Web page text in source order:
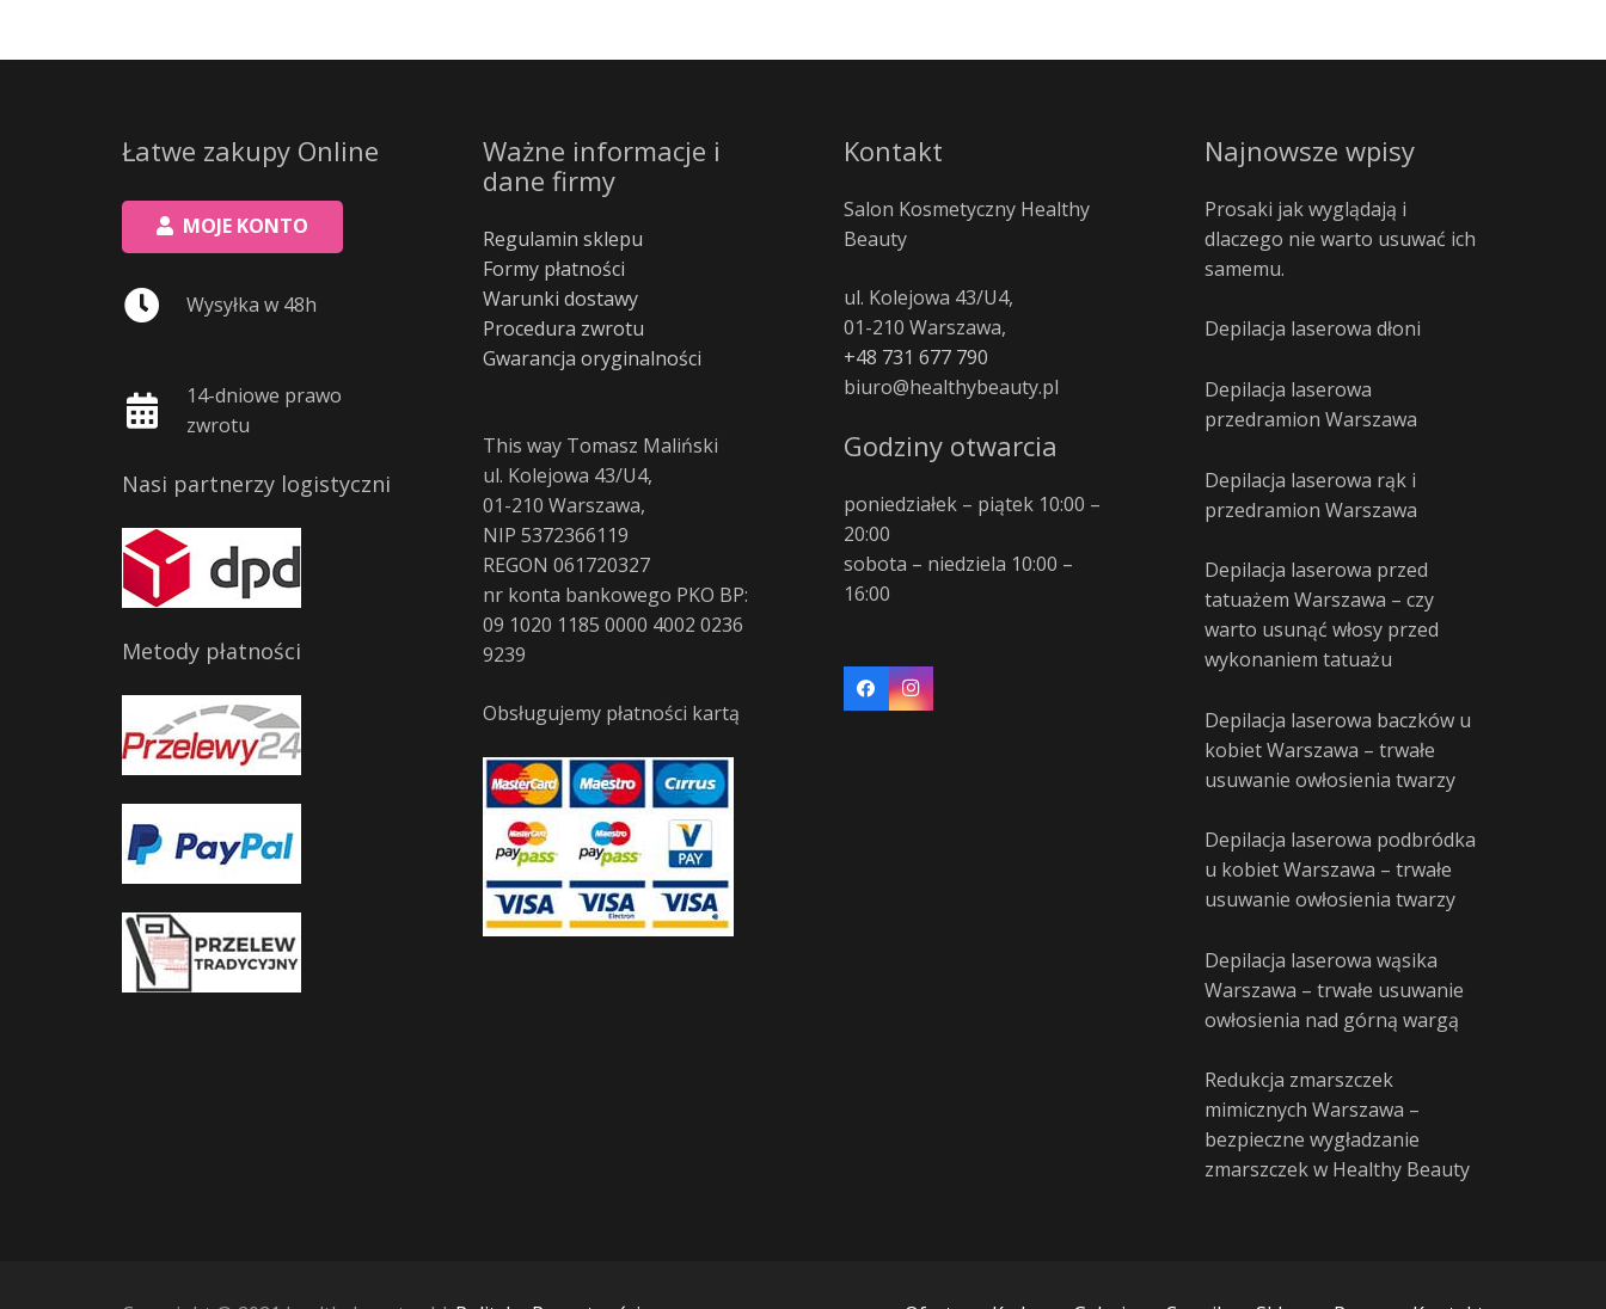
Łatwe zakupy Online
MOJE KONTO
Wysyłka w 48h
14-dniowe prawo
zwrotu
Nasi partnerzy logistyczni
Metody płatności
Ważne informacje i
dane firmy
Regulamin sklepu
Formy płatności
Warunki dostawy
Procedura zwrotu
Gwarancja oryginalności
This way Tomasz Maliński
ul. Kolejowa 43/U4,
01-210 Warszawa,
NIP 5372366119
REGON 061720327
nr konta bankowego PKO BP:
09 1020 1185 0000 4002 0236
9239
Obsługujemy płatności kartą
Kontakt
Salon Kosmetyczny Healthy
Beauty
ul. Kolejowa 43/U4,
01-210 Warszawa,
+48 731 677 790
biuro@healthybeauty.pl
Godziny otwarcia
poniedziałek – piątek 10:00 –
20:00
sobota – niedziela 10:00 –
16:00
Najnowsze wpisy
Prosaki jak wyglądają i
dlaczego nie warto usuwać ich
samemu.
Depilacja laserowa dłoni
Depilacja laserowa
przedramion Warszawa
Depilacja laserowa rąk i
przedramion Warszawa
Depilacja laserowa przed
tatuażem Warszawa – czy
warto usunąć włosy przed
wykonaniem tatuażu
Depilacja laserowa baczków u
kobiet Warszawa – trwałe
usuwanie owłosienia twarzy
Depilacja laserowa podbródka
u kobiet Warszawa – trwałe
usuwanie owłosienia twarzy
Depilacja laserowa wąsika
Warszawa – trwałe usuwanie
owłosienia nad górną wargą
Redukcja zmarszczek
mimicznych Warszawa –
bezpieczne wygładzanie
zmarszczek w Healthy Beauty